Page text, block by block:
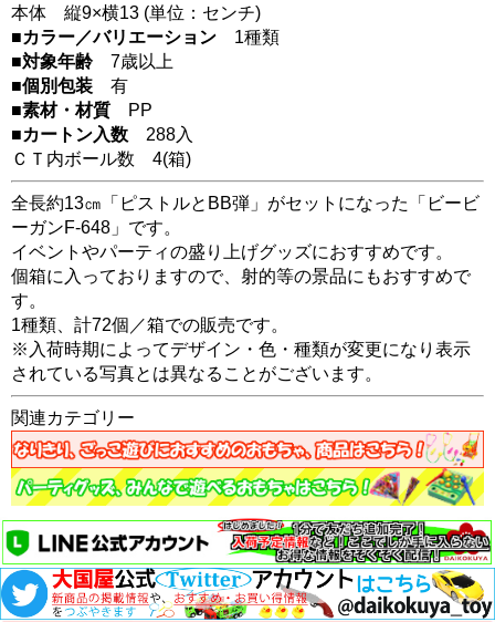
本体 縦9×横13 (単位：センチ)
■カラー／バリエーション 1種類
■対象年齢 7歳以上
■個別包装 有
■素材・材質 PP
■カートン入数 288入
ＣＴ内ボール数 4(箱)
全長約13㎝「ピストルとBB弾」がセットになった「ビービ
ーガンF-648」です。
イベントやパーティの盛り上げグッズにおすすめです。
個箱に入っておりますので、射的等の景品にもおすすめで
す。
1種類、計72個／箱での販売です。
※入荷時期によってデザイン・色・種類が変更になり表示
されている写真とは異なることがございます。
関連カテゴリー